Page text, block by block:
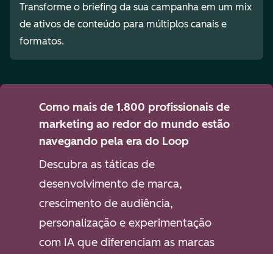
Transforme o briefing da sua campanha em um mix
de ativos de conteúdo para múltiplos canais e
formatos.
Como mais de 1.800 profissionais de
marketing ao redor do mundo estão
navegando pela era do Loop
Descubra as táticas de
desenvolvimento de marca,
crescimento de audiência,
personalização e experimentação
com IA que diferenciam as marcas